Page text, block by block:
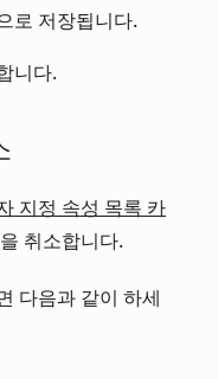
로 저장됩니다.
니다.
지정 속성 목록 카
취소합니다.
다음과 같이 하세